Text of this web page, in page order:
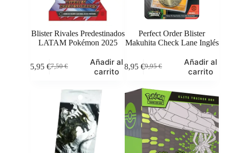
Blister Rivales Predestinados
LATAM Pokémon 2025
7,50€
El
original
7,50 €.
5,95 €El
actual
5,95 €.
Añadir al
carrito
Perfect Order Blister
Makuhita Check Lane Inglés
9,95€
El
original
era:
9,95 €.
8,95 €El
actual
es:
8,95 €.
Añadir al
carrito